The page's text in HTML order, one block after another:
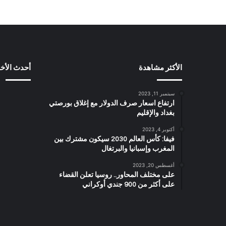
الأكثر مشاهدة
سبتمبر 11, 2023
ارتفاع اسعار صرف الدولار مع إغلاق بورصتي
بغداد والإقليم
أكتوبر 4, 2023
فيفا: كأس العالم 2030 سيكون مشترك بين
المغرب وإسبانيا والبرتغال
أغسطس 20, 2023
على مختلف المحاور.. روسيا تعلن القضاء
على أكثر من 900 جندي أوكراني
أحدث